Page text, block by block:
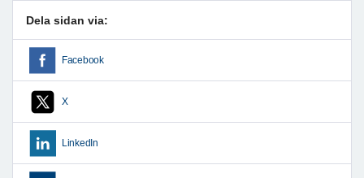
Dela sidan via:
Facebook
X
LinkedIn